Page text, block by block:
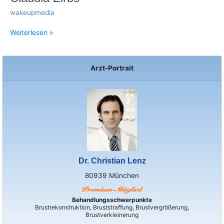
Arzt-Portrait
Dr. Christian Lenz
80939 München
Behandlungsschwerpunkte
Brustrekonstruktion, Bruststraffung, Brustvergrößerung,
Brustverkleinerung
wakeupmedia
Weiterlesen »